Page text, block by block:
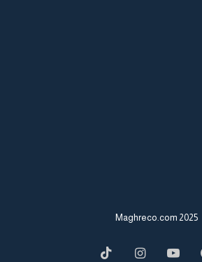
2025 Maghreco.com
Facebook
YouTube
Instagram